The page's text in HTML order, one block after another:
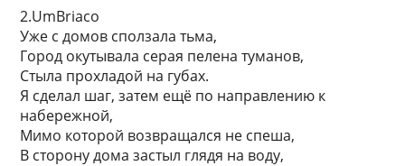
2.UmBriaco
Уже с домов сползала тьма,
Город окутывала серая пелена туманов,
Стыла прохладой на губах.
Я сделал шаг, затем ещё по направлению к
набережной,
Мимо которой возвращался не спеша,
В сторону дома застыл глядя на воду,